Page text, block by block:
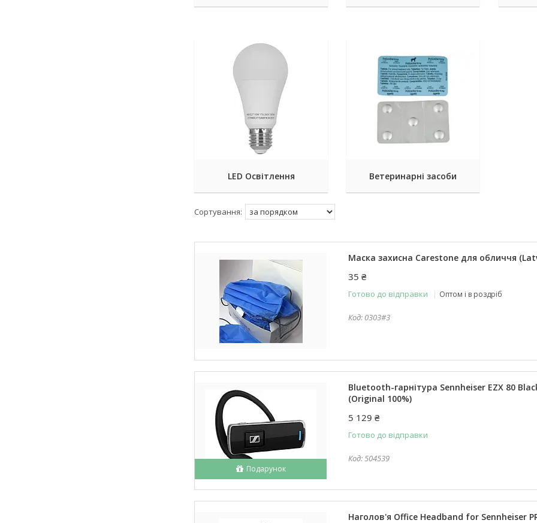
LED Освітлення Ветеринарні засоби
Маска захисна Carestone для обличчя
35 ₴
Готово до відправки Оптом і в роздріб
0303#3
Подарунок
Bluetooth-гарнітура Sennheiser EZX 80
(Original 100%)
5 129 ₴
Готово до відправки
504539
Наголов'я Office Headband for Sennheiser